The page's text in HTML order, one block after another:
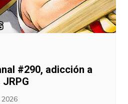
#290, adicción a